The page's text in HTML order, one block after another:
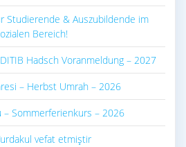
Studierende & Auszubildende im
Bereich!
Hadsch Voranmeldung – 2027
– Herbst Umrah – 2026
– Sommerferienkurs – 2026
vefat etmiştir